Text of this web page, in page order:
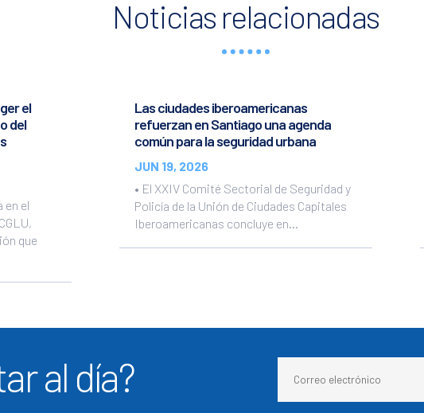
Noticias relacionadas
el
del
en el
que
Las ciudades iberoamericanas
refuerzan en Santiago una agenda
común para la seguridad urbana
JUN 19, 2026
• El XXIV Comité Sectorial de Seguridad y
Policía de la Unión de Ciudades Capitales
Iberoamericanas concluye en...
al día?